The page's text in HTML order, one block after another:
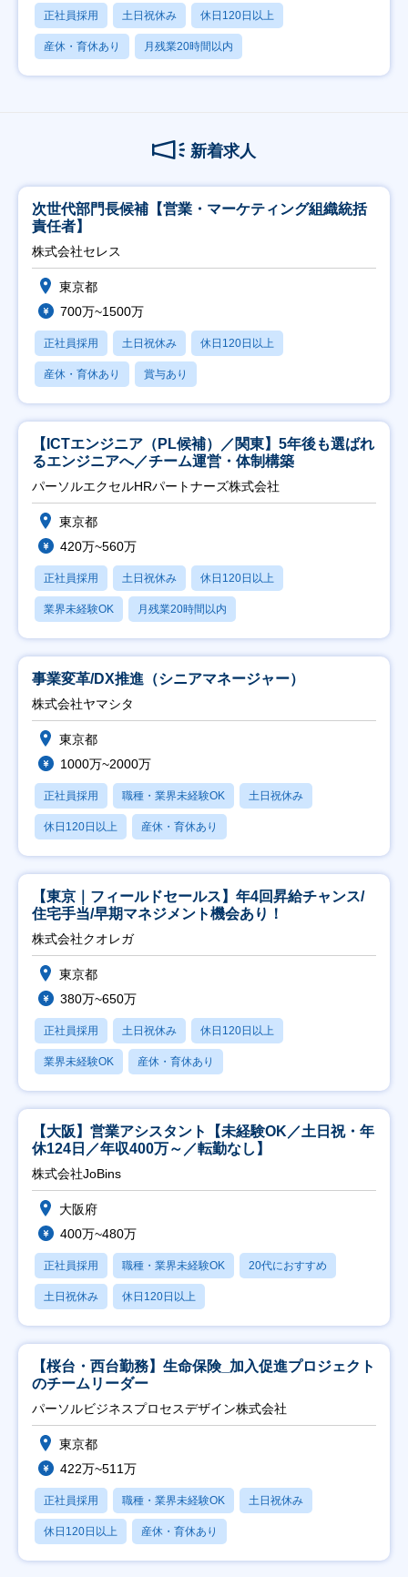
正社員採用 土日祝休み 休日120日以上
産休・育休あり 月残業20時間以内
新着求人
次世代部門長候補【営業・マーケティング組織統括
責任者】
株式会社セレス
東京都
700万~1500万
正社員採用 土日祝休み 休日120日以上
産休・育休あり 賞与あり
【ICTエンジニア（PL候補）／関東】5年後も選ばれ
るエンジニアへ／チーム運営・体制構築
パーソルエクセルHRパートナーズ株式会社
東京都
420万~560万
正社員採用 土日祝休み 休日120日以上
業界未経験OK 月残業20時間以内
事業変革/DX推進（シニアマネージャー）
株式会社ヤマシタ
東京都
1000万~2000万
正社員採用 職種・業界未経験OK 土日祝休み
休日120日以上 産休・育休あり
【東京｜フィールドセールス】年4回昇給チャンス/
住宅手当/早期マネジメント機会あり！
株式会社クオレガ
東京都
380万~650万
正社員採用 土日祝休み 休日120日以上
業界未経験OK 産休・育休あり
【大阪】営業アシスタント【未経験OK／土日祝・年
休124日／年収400万～／転勤なし】
株式会社JoBins
大阪府
400万~480万
正社員採用 職種・業界未経験OK 20代におすすめ
土日祝休み 休日120日以上
【桜台・西台勤務】生命保険_加入促進プロジェクト
のチームリーダー
パーソルビジネスプロセスデザイン株式会社
東京都
422万~511万
正社員採用 職種・業界未経験OK 土日祝休み
休日120日以上 産休・育休あり